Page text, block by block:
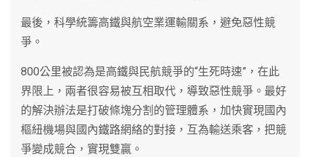
最後，科學統籌高鐵與航空業運輸關系，避免惡性競
爭。
800公里被認為是高鐵與民航競爭的“生死時速”，在此
界限上，兩者很容易被互相取代，導致惡性競爭。最好
的解決辦法是打破條塊分割的管理體系，加快實現國內
樞紐機場與國內鐵路網絡的對接，互為輸送乘客，把競
爭變成競合，實現雙贏。